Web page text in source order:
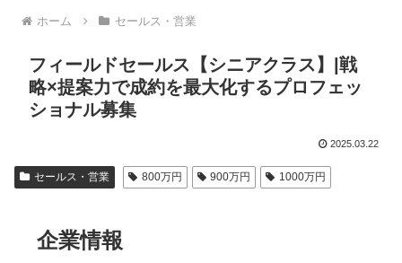
ホーム セールス・営業
フィールドセールス【シニアクラス】|戦
略×提案力で成約を最大化するプロフェッ
ショナル募集
2025.03.22
セールス・営業 800万円 900万円 1000万円
企業情報